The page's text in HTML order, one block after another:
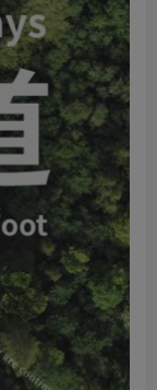
免密登录